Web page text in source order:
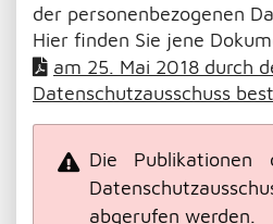
der personenbezogenen
Hier finden Sie jene
am 25. Mai 2018 durch
Datenschutzausschuss
Die Publikationen
abgerufen werden.